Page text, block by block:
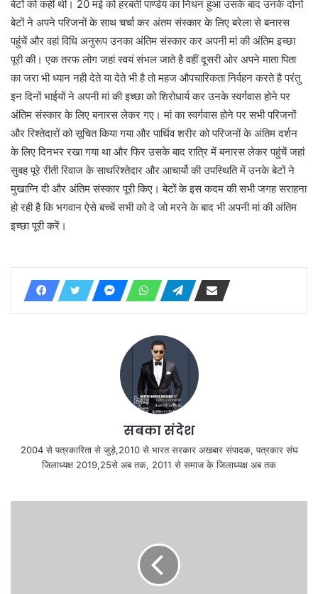
बेटों को कहीं थी। 20 मई को हरबती पाण्डेय का निधन हुआ उसके बाद उनके दोनों
बेटों ने अपने परिजनों के साथ चर्चा कर अंतम संस्कार के लिए बरेला से बनारस
पहुंचें और वहां विधि अनुरूप उनका अंतिम संस्कार कर अपनी मां की अंतिम इच्छा
पूरी की। एक तरफ लोग जहां स्वयं संभल जाते है वहीं दूसरी ओर अपने माता पिता
का जरा भी ध्यान नही देते या देते भी है तो महज औपचारिकता निर्वहन करते है परंतु
इन दिनों भाईयों ने अपनी मां की इच्छा को शिरोधार्य कर उनके स्वर्गवास होने पर
अंतिम संस्कार के लिए बनारस लेकर गए। मां का स्वर्गवास होने पर सभी परिजनों
और रिश्तेदारों को सूचित किया गया और पार्थिव शरीर को परिजनों के अंतिम दर्शन
के लिए दिनभर रखा गया था और फिर उसके बाद रात्रि में बनारस लेकर पहुंचें जहां
सुबह पूरे रीती रिवाज के साथरिश्तेदार और आचार्यो की उपस्थिति में उनके बेटों ने
मुखाग्नि दी और अंतिम संस्कार पूरी किए। बेटों के इस कदम की सभी जगह सराहना
हो रही है कि भगवान ऐसे बच्चें सभी को दे जो मरने के बाद भी अपनी मां की अंतिम
इच्छा पूरी करें।
सबका संदेश
2004 से पत्रकारिता से जुड़े,2010 से भारत सरकार अखबार संपादक, पत्रकार संघ
जिलाध्यक्ष 2019,25से अब तक, 2011 से समाज के जिलाध्यक्ष अब तक